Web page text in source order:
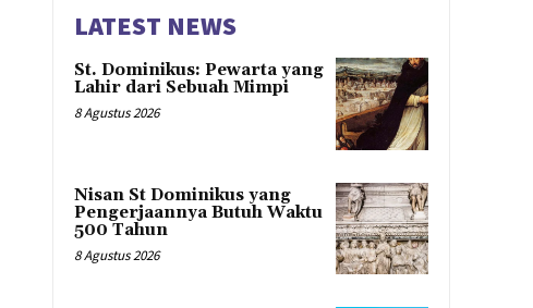
LATEST NEWS
St. Dominikus: Pewarta yang
Lahir dari Sebuah Mimpi
8 Agustus 2026
Nisan St Dominikus yang
Pengerjaannya Butuh Waktu
500 Tahun
8 Agustus 2026